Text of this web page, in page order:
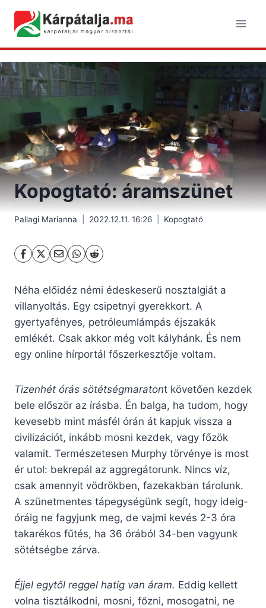
content
Kopogtató: áramszünet
Pallagi Marianna 2022.12.11. 16:26 Kopogtató
Néha előidéz némi édeskeserű nosztalgiát a
villanyoltás. Egy csipetnyi gyerekkort. A
gyertyafényes, petróleumlámpás éjszakák
emlékét. Csak akkor még volt kályhánk. És nem
egy online hírportál főszerkesztője voltam.
Tizenhét órás sötétségmaratont követően kezdek
bele először az írásba. Én balga, ha tudom, hogy
kevesebb mint másfél órán át kapjuk vissza a
civilizációt, inkább mosni kezdek, vagy főzök
valamit. Természetesen Murphy törvénye is most
ér utol: bekrepál az aggregátorunk. Nincs víz,
csak amennyit vödrökben, fazekakban tárolunk.
A szünetmentes tápegységünk segít, hogy ideig-
óráig ne fagyjunk meg, de vajmi kevés 2-3 óra
takarékos fűtés, ha 36 órából 34-ben vagyunk
sötétségbe zárva.
Éjjel egytől reggel hatig van áram. Eddig kellett
volna tisztálkodni, mosni, főzni, mosogatni, ne